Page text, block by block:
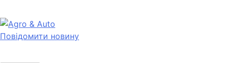
до
вмісту
Новини агротеху та логістики
Повідомити новину